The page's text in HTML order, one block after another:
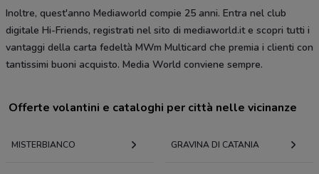
Inoltre, quest'anno Mediaworld compie 25 anni. Entra nel club
digitale Hi-Friends, registrati nel sito di mediaworld.it e scopri tutti i
vantaggi della carta fedeltà MWm Multicard che premia i clienti con
tantissimi buoni acquisto. Media World conviene sempre.
Offerte volantini e cataloghi per città nelle vicinanze
MISTERBIANCO GRAVINA DI CATANIA